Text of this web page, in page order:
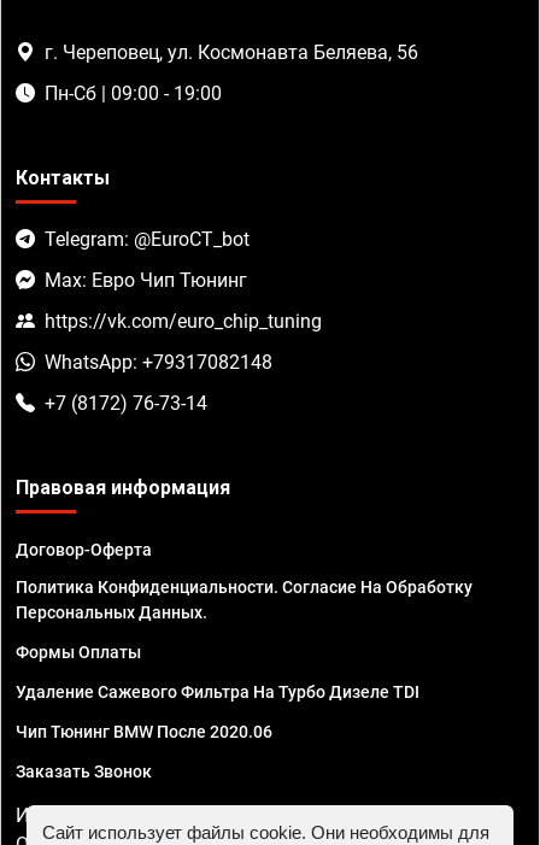
г. Череповец, ул. Космонавта Беляева, 56
Пн-Сб | 09:00 - 19:00
Контакты
Telegram: @EuroCT_bot
Max: Евро Чип Тюнинг
https://vk.com/euro_chip_tuning
WhatsApp: +79317082148
+7 (8172) 76-73-14
Правовая информация
Договор-Оферта
Политика Конфиденциальности. Согласие На Обработку
Персональных Данных.
Формы Оплаты
Удаление Сажевого Фильтра На Турбо Дизеле TDI
Чип Тюнинг BMW После 2020.06
Заказать Звонок
ИП Смирнов Георгий Павлович. ИНН 781302555843,
Сайт использует файлы cookie. Они необходимы для